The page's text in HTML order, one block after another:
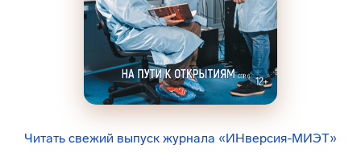
Читать свежий выпуск журнала «ИНверсия-МИЭТ»